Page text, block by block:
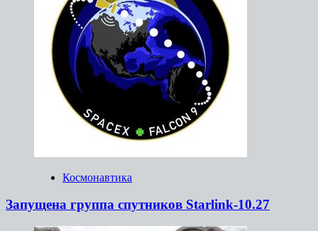
Космонавтика
Запущена группа спутников Starlink-10.27